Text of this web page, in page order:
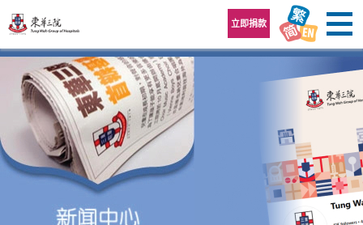
立即捐款